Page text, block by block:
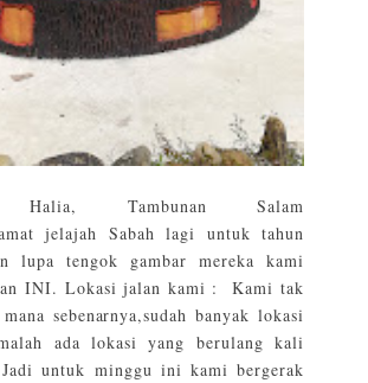
Halia, Tambunan Salam
jelajah Sabah lagi untuk tahun
lupa tengok gambar mereka kami
INI. Lokasi jalan kami : Kami tak
sebenarnya,sudah banyak lokasi
ada lokasi yang berulang kali
untuk minggu ini kami bergerak